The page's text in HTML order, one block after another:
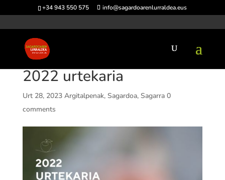
+34 943 550 575 info@sagardoarenlurraldea.eus
2022 urtekaria
Urt 28, 2023 Argitalpenak, Sagardoa, Sagarra 0
comments